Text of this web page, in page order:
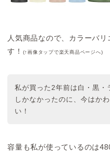
人気商品なので、カラーバ
す！
(↑画像タップで楽天商品ページへ)
私が買った2年前は白・黒・
しかなかったのに、今はか
い！
容量も私が使っているのは